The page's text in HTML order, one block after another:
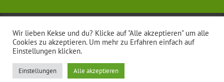
Mitgliederbereich
Wir lieben Kekse und du? Klicke auf "Alle akzeptieren" um alle
Cookies zu akzeptieren. Um mehr zu Erfahren einfach auf
Einstellungen klicken.
Einstellungen Alle akzeptieren